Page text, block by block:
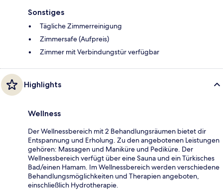
Sonstiges
Tägliche Zimmerreinigung
Zimmersafe (Aufpreis)
Zimmer mit Verbindungstür verfügbar
Highlights
Wellness
Der Wellnessbereich mit 2 Behandlungsräumen bietet dir
Entspannung und Erholung. Zu den angebotenen Leistungen
gehören: Massagen und Maniküre und Pediküre. Der
Wellnessbereich verfügt über eine Sauna und ein Türkisches
Bad/einen Hamam. Im Wellnessbereich werden verschiedene
Behandlungsmöglichkeiten und Therapien angeboten,
einschließlich Hydrotherapie.